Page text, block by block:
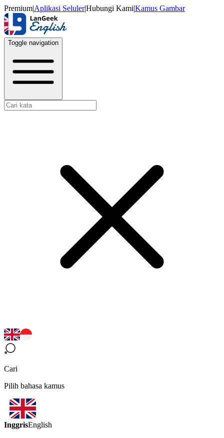
Premium|Aplikasi Seluler|Hubungi Kami|Kamus Gambar
Toggle navigation
Cari
Pilih bahasa kamus
InggrisEnglish